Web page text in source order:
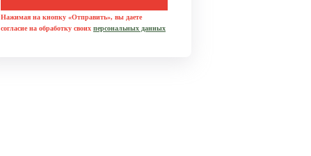
Нажимая на кнопку «Отправить», вы даете
согласие на обработку своих персональных данных